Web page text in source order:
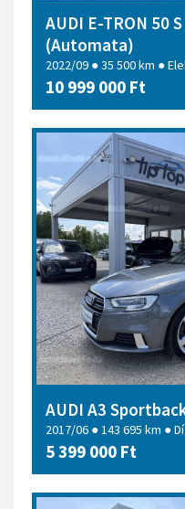
AUDI E-TRON 50
(Automata)
2022/09 ● 35 500 km ●
10 999 000 Ft
AUDI A3
2017/06 ● 143 695 km ●
5 399 000 Ft